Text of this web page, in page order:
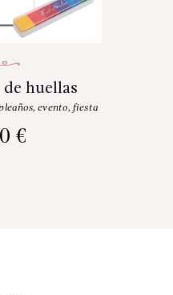
huellas
,evento,fiesta
€